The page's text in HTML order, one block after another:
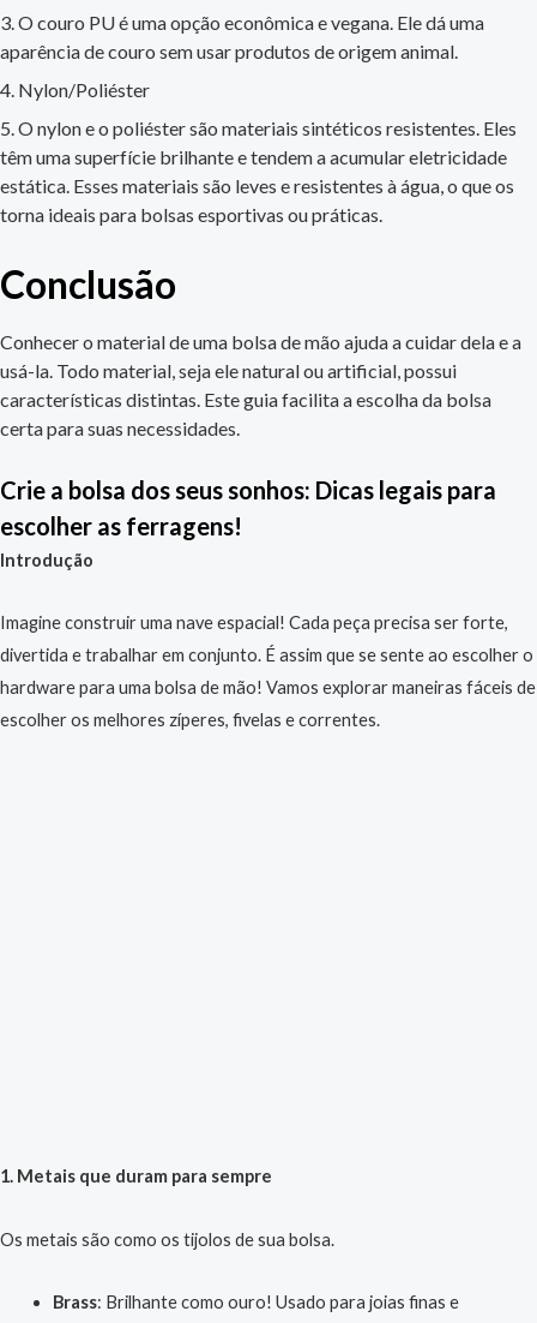
O couro PU é uma opção econômica e vegana. Ele dá uma
aparência de couro sem usar produtos de origem animal.
Nylon/Poliéster
O nylon e o poliéster são materiais sintéticos resistentes. Eles
têm uma superfície brilhante e tendem a acumular eletricidade
estática. Esses materiais são leves e resistentes à água, o que os
torna ideais para bolsas esportivas ou práticas.
Conclusão
Conhecer o material de uma bolsa de mão ajuda a cuidar dela e a
usá-la. Todo material, seja ele natural ou artificial, possui
características distintas. Este guia facilita a escolha da bolsa
certa para suas necessidades.
Crie a bolsa dos seus sonhos: Dicas legais para
escolher as ferragens!
Introdução
Imagine construir uma nave espacial! Cada peça precisa ser forte,
divertida e trabalhar em conjunto. É assim que se sente ao escolher o
hardware para uma bolsa de mão! Vamos explorar maneiras fáceis de
escolher os melhores zíperes, fivelas e correntes.
1. Metais que duram para sempre
Os metais são como os tijolos de sua bolsa.
Brass: Brilhante como ouro! Usado para joias finas e